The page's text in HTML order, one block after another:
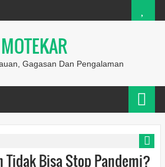
MOTEKAR
Gagasan Dan Pengalaman
Tidak Bisa Stop Pandemi?